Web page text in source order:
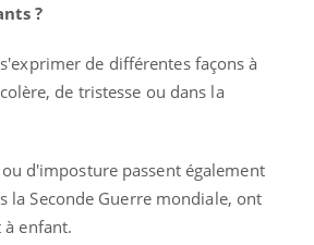
?
de différentes façons à
de tristesse ou dans la
d'imposture passent également
la Seconde Guerre mondiale, ont
enfant.
faciliter l’accès à la médecine
Youtube
...